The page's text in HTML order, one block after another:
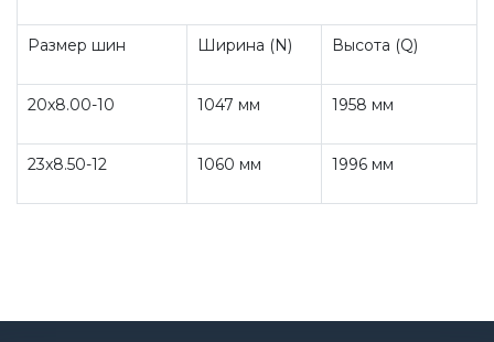
Размер шин Ширина (N) Высота (Q)
20x8.00-10 1047 мм 1958 мм
23x8.50-12 1060 мм 1996 мм